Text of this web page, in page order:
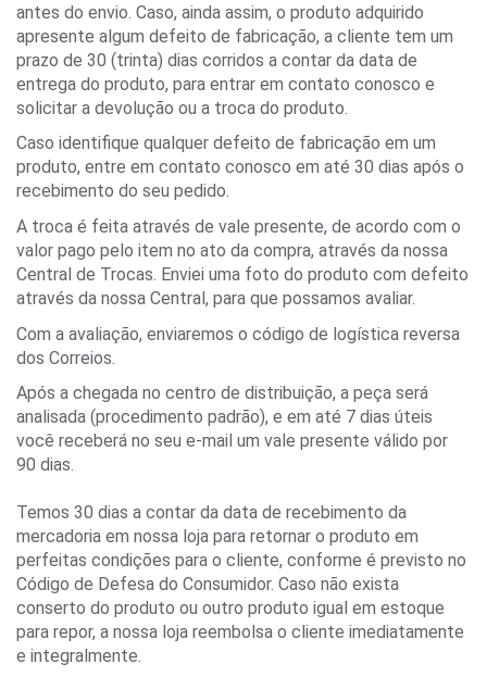
antes do envio. Caso, ainda assim, o produto adquirido
apresente algum defeito de fabricação, a cliente tem um
prazo de 30 (trinta) dias corridos a contar da data de
entrega do produto, para entrar em contato conosco e
solicitar a devolução ou a troca do produto.
Caso identifique qualquer defeito de fabricação em um
produto, entre em contato conosco em até 30 dias após o
recebimento do seu pedido.
A troca é feita através de vale presente, de acordo com o
valor pago pelo item no ato da compra, através da nossa
Central de Trocas. Enviei uma foto do produto com defeito
através da nossa Central, para que possamos avaliar.
Com a avaliação, enviaremos o código de logística reversa
dos Correios.
Após a chegada no centro de distribuição, a peça será
analisada (procedimento padrão), e em até 7 dias úteis
você receberá no seu e-mail um vale presente válido por
90 dias.
Temos 30 dias a contar da data de recebimento da
mercadoria em nossa loja para retornar o produto em
perfeitas condições para o cliente, conforme é previsto no
Código de Defesa do Consumidor. Caso não exista
conserto do produto ou outro produto igual em estoque
para repor, a nossa loja reembolsa o cliente imediatamente
e integralmente.